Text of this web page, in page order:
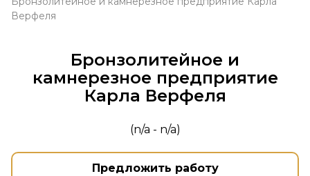
Верфеля
Бронзолитейное и
камнерезное предприятие
Карла Верфеля
(n/a - n/a)
Предложить работу